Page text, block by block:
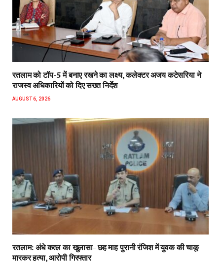
रतलाम को टॉप-5 में बनाए रखने का लक्ष्य, कलेक्टर अजय कटेसरिया ने
राजस्व अधिकारियों को दिए सख्त निर्देश
AUGUST 6, 2026
रतलाम: अंधे कत्ल का खुलासा- छह माह पुरानी रंजिश में युवक की चाकू
मारकर हत्या, आरोपी गिरफ्तार